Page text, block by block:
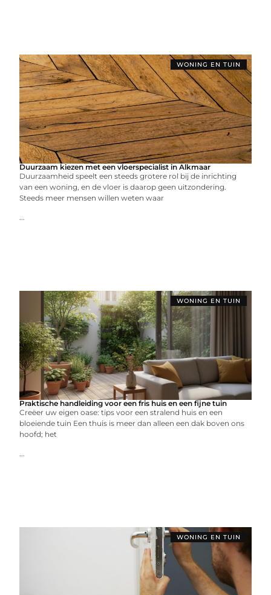
WONING EN TUIN
Duurzaam kiezen met een vloerspecialist in Alkmaar
Duurzaamheid speelt een steeds grotere rol bij de inrichting
van een woning, en de vloer is daarop geen uitzondering.
Steeds meer mensen willen weten waar
...
WONING EN TUIN
Praktische handleiding voor een fris huis en een fijne tuin
Creëer uw eigen oase: tips voor een stralend huis en een
bloeiende tuin Een thuis is meer dan alleen een dak boven ons
hoofd; het
...
WONING EN TUIN